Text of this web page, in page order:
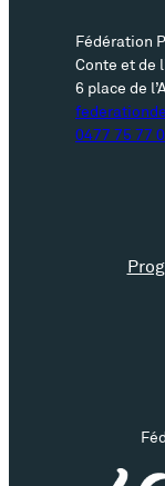
s
p
e
Fédération
Conte et de
6 place de
0477 75 77